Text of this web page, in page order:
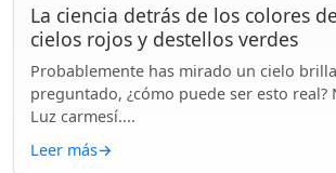
La ciencia detrás de los colores
cielos rojos y destellos verdes
Probablemente has mirado un cielo
preguntado, ¿cómo puede ser esto real?
Luz carmesí....
Leer más→